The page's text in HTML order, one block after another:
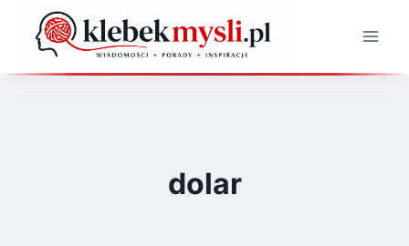
Przejdź
dolar